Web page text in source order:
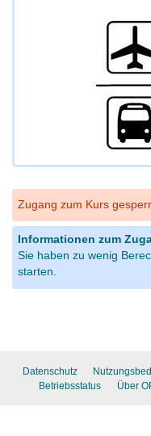
Zugang zum Kurs
Informationen zum
Sie haben zu wenig
starten.
Datenschutz
Betriebsstatus
Über